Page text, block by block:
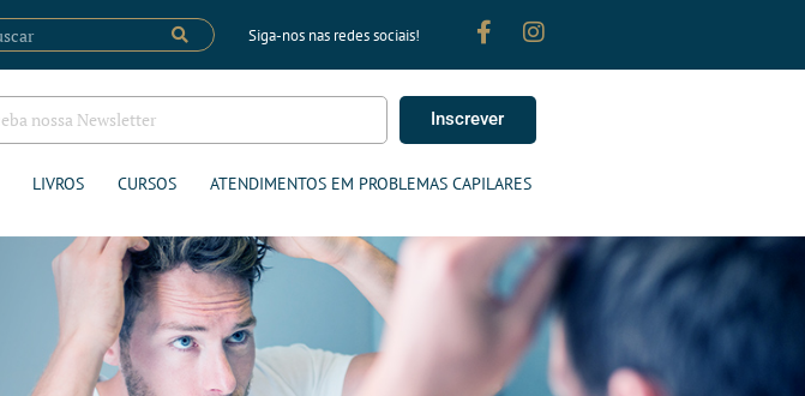
Siga-nos nas redes sociais!
Inscrever
LIVROS CURSOS ATENDIMENTOS EM PROBLEMAS CAPILARES